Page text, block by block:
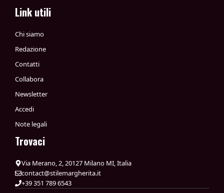
Link utili
Chi siamo
Redazione
Contatti
Collabora
Newsletter
Accedi
Note legali
Trovaci
Via Merano, 2, 20127 Milano MI, Italia
contact@stilemargherita.it
+39 351 789 6543